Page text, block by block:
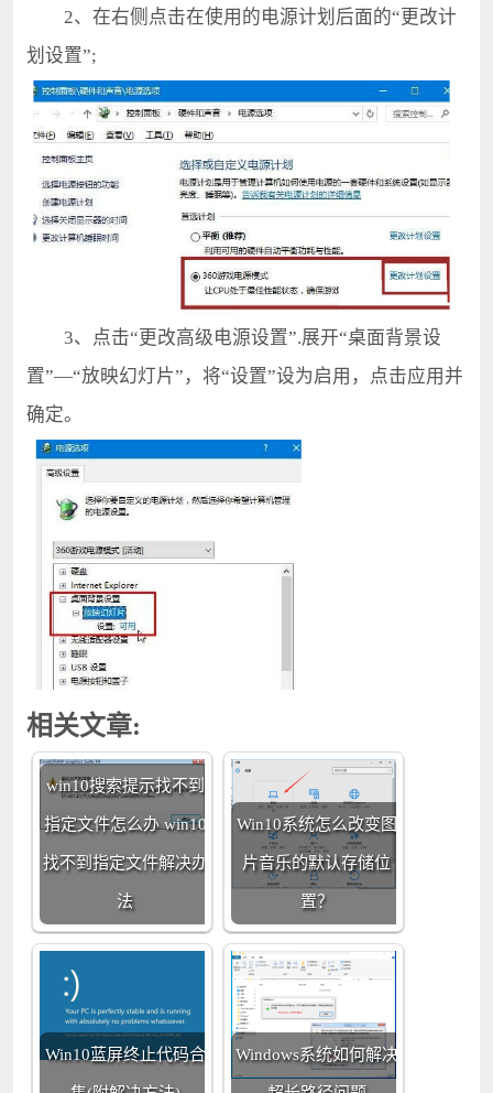
2、在右侧点击在使用的电源计划后面的“更改计
划设置”;
3、点击“更改高级电源设置”.展开“桌面背景设
置”—“放映幻灯片”，将“设置”设为启用，点击应用并
确定。
相关文章:
win10搜索提示找不到
指定文件怎么办 win10
找不到指定文件解决办
法
Win10系统怎么改变图
片音乐的默认存储位
置？
Win10蓝屏终止代码合 Windows系统如何解决